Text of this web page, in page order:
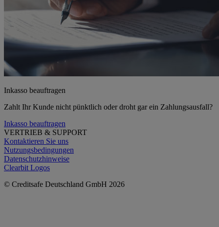
Inkasso beauftragen
Zahlt Ihr Kunde nicht pünktlich oder droht gar ein Zahlungsausfall?
Inkasso beauftragen
VERTRIEB & SUPPORT
Kontaktieren Sie uns
Nutzungsbedingungen
Datenschutzhinweise
Clearbit Logos
© Creditsafe Deutschland GmbH 2026